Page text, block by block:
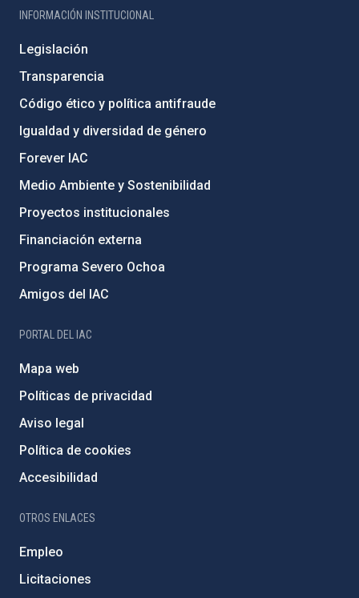
INFORMACIÓN INSTITUCIONAL
Legislación
Transparencia
Código ético y política antifraude
Igualdad y diversidad de género
Forever IAC
Medio Ambiente y Sostenibilidad
Proyectos institucionales
Financiación externa
Programa Severo Ochoa
Amigos del IAC
PORTAL DEL IAC
Mapa web
Políticas de privacidad
Aviso legal
Política de cookies
Accesibilidad
OTROS ENLACES
Empleo
Licitaciones